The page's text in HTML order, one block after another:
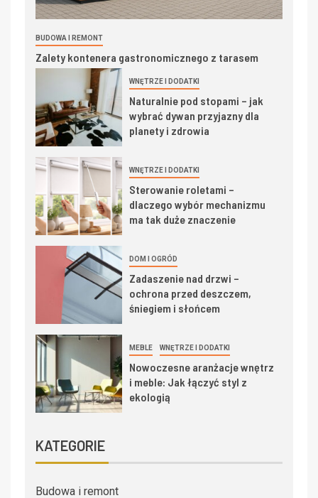
BUDOWA I REMONT
Zalety kontenera gastronomicznego z tarasem
WNĘTRZE I DODATKI
Naturalnie pod stopami – jak
wybrać dywan przyjazny dla
planety i zdrowia
WNĘTRZE I DODATKI
Sterowanie roletami –
dlaczego wybór mechanizmu
ma tak duże znaczenie
DOM I OGRÓD
Zadaszenie nad drzwi –
ochrona przed deszczem,
śniegiem i słońcem
MEBLE WNĘTRZE I DODATKI
Nowoczesne aranżacje wnętrz
i meble: Jak łączyć styl z
ekologią
KATEGORIE
Budowa i remont